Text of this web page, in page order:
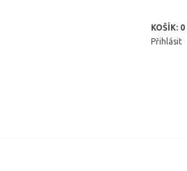
KOŠÍK: 0
Přihlásit